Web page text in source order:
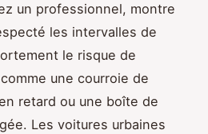
un professionnel, montre
les intervalles de
le risque de
une courroie de
retard ou une boîte de
Les voitures urbaines